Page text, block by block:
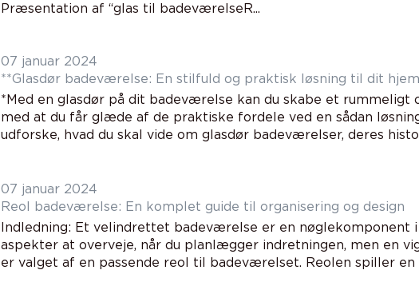
Præsentation af “glas til badeværelseR...
07 januar 2024
**Glasdør badeværelse: En stilfuld og praktisk løsning til dit
*Med en glasdør på dit badeværelse kan du skabe et rummeligt
med at du får glæde af de praktiske fordele ved en sådan
udforske, hvad du skal vide om glasdør badeværelser, deres
07 januar 2024
Reol badeværelse: En komplet guide til organisering og design
Indledning: Et velindrettet badeværelse er en nøglekomponent
aspekter at overveje, når du planlægger indretningen, men en
er valget af en passende reol til badeværelset. Reolen spiller en